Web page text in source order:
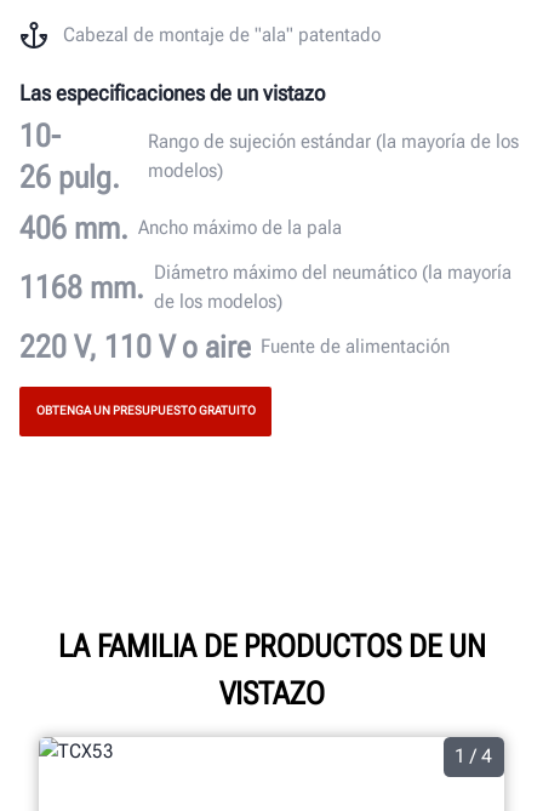
Cabezal de montaje de "ala" patentado
Las especificaciones de un vistazo
10-
26 pulg.
Rango de sujeción estándar (la mayoría de los
modelos)
406 mm. Ancho máximo de la pala
1168 mm. Diámetro máximo del neumático (la mayoría
de los modelos)
220 V, 110 V o aire Fuente de alimentación
OBTENGA UN PRESUPUESTO GRATUITO
LA FAMILIA DE PRODUCTOS DE UN
VISTAZO
1 / 4